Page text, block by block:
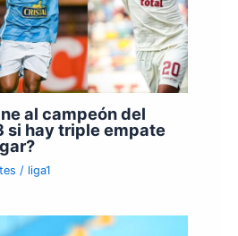
al campeón del
si hay triple empate
/ liga1